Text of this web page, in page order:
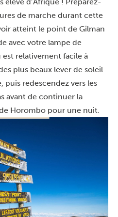
de marche durant cette
atteint le point de Gilman
avec votre lampe de
relativement facile à
plus beaux lever de soleil
puis redescendez vers les
avant de continuer la
Horombo pour une nuit.